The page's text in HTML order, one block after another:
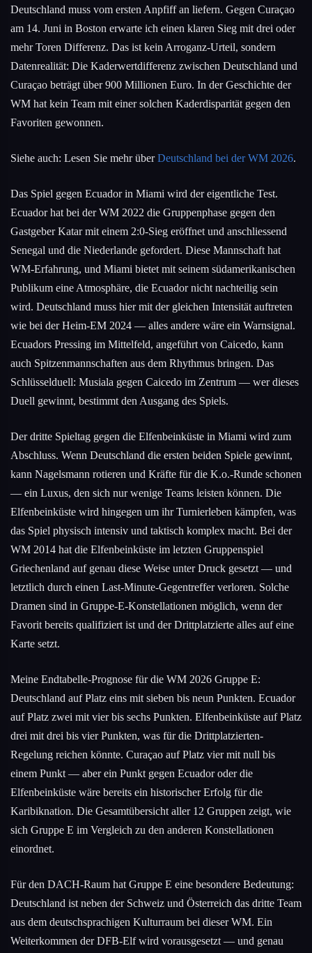
Deutschland muss vom ersten Anpfiff an liefern. Gegen Curaçao
am 14. Juni in Boston erwarte ich einen klaren Sieg mit drei oder
mehr Toren Differenz. Das ist kein Arroganz-Urteil, sondern
Datenrealität: Die Kaderwertdifferenz zwischen Deutschland und
Curaçao beträgt über 900 Millionen Euro. In der Geschichte der
WM hat kein Team mit einer solchen Kaderdisparität gegen den
Favoriten gewonnen.
Siehe auch: Lesen Sie mehr überDeutschland bei der WM 2026.
Das Spiel gegen Ecuador in Miami wird der eigentliche Test.
Ecuador hat bei der WM 2022 die Gruppenphase gegen den
Gastgeber Katar mit einem 2:0-Sieg eröffnet und anschliessend
Senegal und die Niederlande gefordert. Diese Mannschaft hat
WM-Erfahrung, und Miami bietet mit seinem südamerikanischen
Publikum eine Atmosphäre, die Ecuador nicht nachteilig sein
wird. Deutschland muss hier mit der gleichen Intensität auftreten
wie bei der Heim-EM 2024 — alles andere wäre ein Warnsignal.
Ecuadors Pressing im Mittelfeld, angeführt von Caicedo, kann
auch Spitzenmannschaften aus dem Rhythmus bringen. Das
Schlüsselduell: Musiala gegen Caicedo im Zentrum — wer dieses
Duell gewinnt, bestimmt den Ausgang des Spiels.
Der dritte Spieltag gegen die Elfenbeinküste in Miami wird zum
Abschluss. Wenn Deutschland die ersten beiden Spiele gewinnt,
kann Nagelsmann rotieren und Kräfte für die K.o.-Runde schonen
— ein Luxus, den sich nur wenige Teams leisten können. Die
Elfenbeinküste wird hingegen um ihr Turnierleben kämpfen, was
das Spiel physisch intensiv und taktisch komplex macht. Bei der
WM 2014 hat die Elfenbeinküste im letzten Gruppenspiel
Griechenland auf genau diese Weise unter Druck gesetzt — und
letztlich durch einen Last-Minute-Gegentreffer verloren. Solche
Dramen sind in Gruppe-E-Konstellationen möglich, wenn der
Favorit bereits qualifiziert ist und der Drittplatzierte alles auf eine
Karte setzt.
Meine Endtabelle-Prognose für die WM 2026 Gruppe E:
Deutschland auf Platz eins mit sieben bis neun Punkten. Ecuador
auf Platz zwei mit vier bis sechs Punkten. Elfenbeinküste auf Platz
drei mit drei bis vier Punkten, was für die Drittplatzierten-
Regelung reichen könnte. Curaçao auf Platz vier mit null bis
einem Punkt — aber ein Punkt gegen Ecuador oder die
Elfenbeinküste wäre bereits ein historischer Erfolg für die
Karibiknation. Die Gesamtübersicht aller 12 Gruppen zeigt, wie
sich Gruppe E im Vergleich zu den anderen Konstellationen
einordnet.
Für den DACH-Raum hat Gruppe E eine besondere Bedeutung:
Deutschland ist neben der Schweiz und Österreich das dritte Team
aus dem deutschsprachigen Kulturraum bei dieser WM. Ein
Weiterkommen der DFB-Elf wird vorausgesetzt — und genau